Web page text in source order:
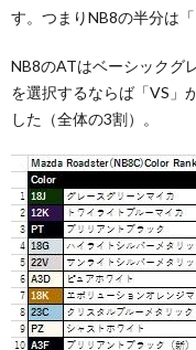
す。つまりNB8の半分は「
NB8のATはベーシックグ
を選択するならば「VS」
した（全体の3割）。